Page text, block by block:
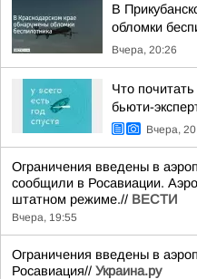
В
обломки
Вчера, 20:26
Что
бьюти-
Вчера,
Ограничения введены в
сообщили в Росавиации.
штатном режиме.// ВЕСТИ
Вчера, 19:55
Ограничения введены в
Росавиация// Украина.ру